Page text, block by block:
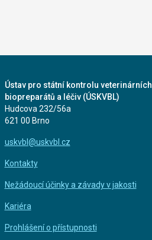
Ústav pro státní kontrolu veterinárních
biopreparátů a léčiv (ÚSKVBL)
Hudcova 232/56a
621 00 Brno
uskvbl@uskvbl.cz
Kontakty
Nežádoucí účinky a závady v jakosti
Kariéra
Prohlášení o přístupnosti